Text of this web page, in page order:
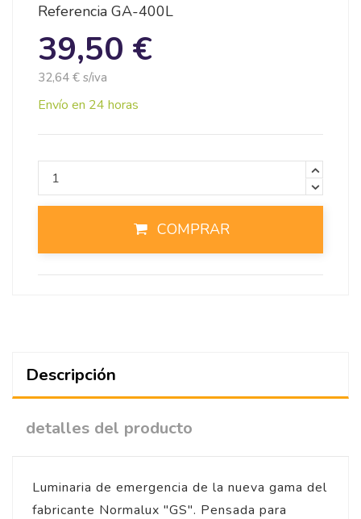
Referencia GA-400L
39,50 €
32,64 € s/iva
Envío en 24 horas
COMPRAR
Descripción
detalles del producto
Luminaria de emergencia de la nueva gama del
fabricante Normalux "GS". Pensada para